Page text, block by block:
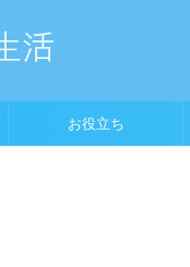
お役立ち